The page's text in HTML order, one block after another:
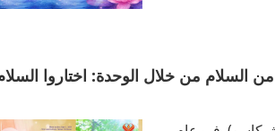
السامية تشينغ هاي" (خضرية) رسالة بمناسبة حملة "99 يوماً من السلام من خلال الوحدة: